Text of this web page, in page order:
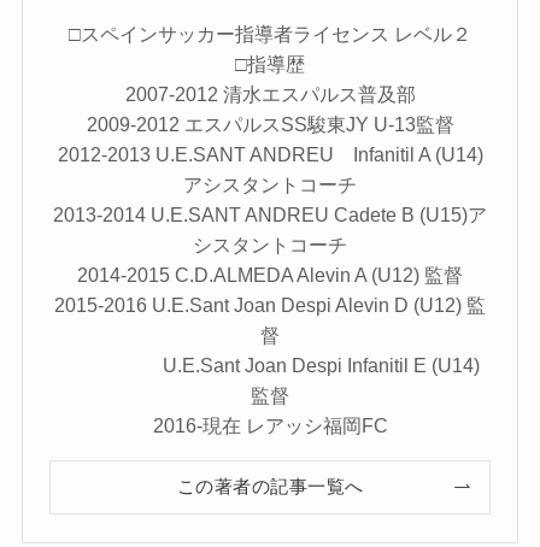
□スペインサッカー指導者ライセンス レベル２
□指導歴
2007-2012 清水エスパルス普及部
2009-2012 エスパルスSS駿東JY U-13監督
2012-2013 U.E.SANT ANDREU Infanitil A (U14)
アシスタントコーチ
2013-2014 U.E.SANT ANDREU Cadete B (U15)ア
シスタントコーチ
2014-2015 C.D.ALMEDA Alevin A (U12) 監督
2015-2016 U.E.Sant Joan Despi Alevin D (U12) 監
督
U.E.Sant Joan Despi Infanitil E (U14)
監督
2016-現在 レアッシ福岡FC
この著者の記事一覧へ